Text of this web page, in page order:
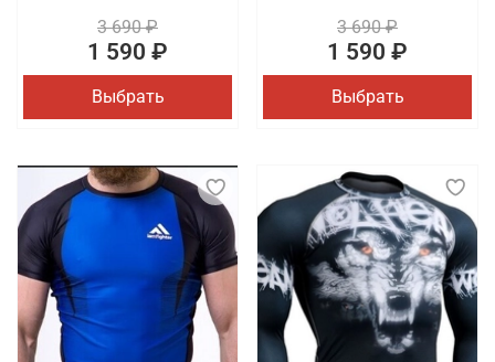
3 690 ₽
1 590 ₽
Выбрать
3 690 ₽
1 590 ₽
Выбрать